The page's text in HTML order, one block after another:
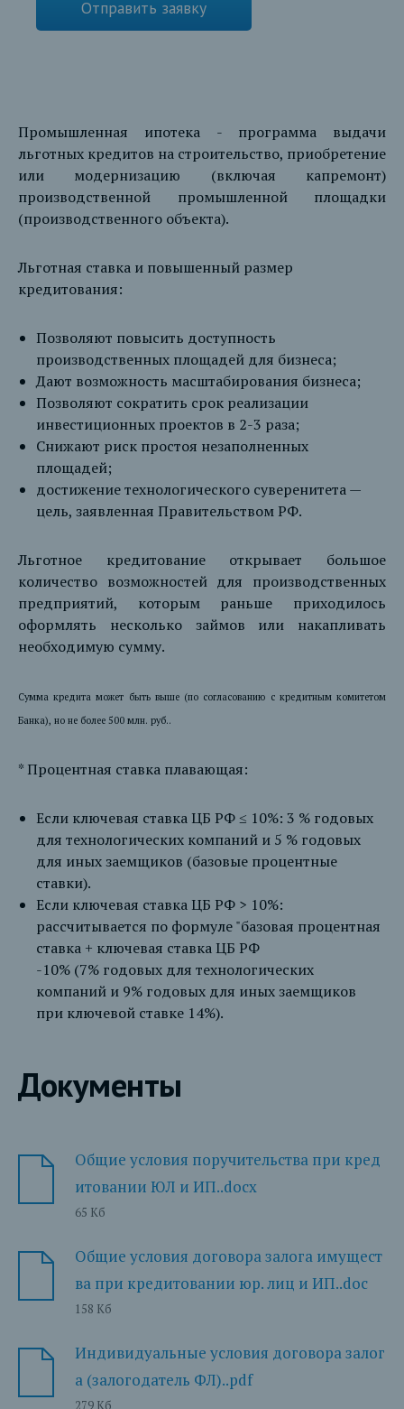
Отправить заявку
Промышленная ипотека - программа выдачи
льготных кредитов на строительство, приобретение
или модернизацию (включая капремонт)
производственной промышленной площадки
(производственного объекта).
Льготная ставка и повышенный размер
кредитования:
Позволяют повысить доступность
производственных площадей для бизнеса;
Дают возможность масштабирования бизнеса;
Позволяют сократить срок реализации
инвестиционных проектов в 2-3 раза;
Снижают риск простоя незаполненных
площадей;
достижение технологического суверенитета —
цель, заявленная Правительством РФ.
Льготное кредитование открывает большое
количество возможностей для производственных
предприятий, которым раньше приходилось
оформлять несколько займов или накапливать
необходимую сумму.
Сумма кредита может быть выше (по согласованию с кредитным комитетом
Банка), но не более 500 млн. руб..
* Процентная ставка плавающая:
Если ключевая ставка ЦБ РФ ≤ 10%: 3 % годовых
для технологических компаний и 5 % годовых
для иных заемщиков (базовые процентные
ставки).
Если ключевая ставка ЦБ РФ > 10%:
рассчитывается по формуле "базовая процентная
ставка + ключевая ставка ЦБ РФ
-10% (7% годовых для технологических
компаний и 9% годовых для иных заемщиков
при ключевой ставке 14%).
Документы
Общие условия поручительства при кред
итовании ЮЛ и ИП..docx
65 Кб
Общие условия договора залога имущест
ва при кредитовании юр. лиц и ИП..doc
158 Кб
Индивидуальные условия договора залог
а (залогодатель ФЛ)..pdf
279 Кб